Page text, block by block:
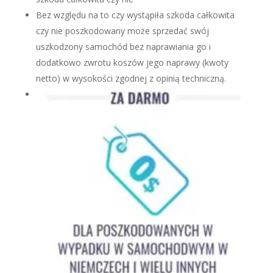
Bez względu na to czy wystąpiła szkoda całkowita
czy nie poszkodowany może sprzedać swój
uszkodzony samochód bez naprawiania go i
dodatkowo zwrotu koszów jego naprawy (kwoty
netto) w wysokości zgodnej z opinią techniczną.